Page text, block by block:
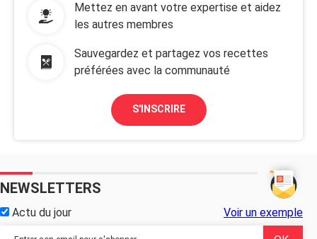
Mettez en avant votre expertise et aidez
les autres membres
Sauvegardez et partagez vos recettes
préférées avec la communauté
S'INSCRIRE
NEWSLETTERS
Actu du jour Voir un exemple